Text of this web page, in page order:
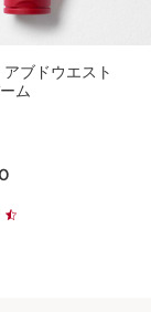
アブドウエスト
ム